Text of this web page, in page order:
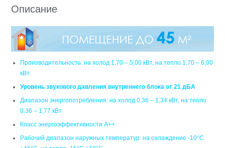
Описание
Производительность: на холод 1,70 – 5,00 кВт, на тепло 1,70 – 6,00
кВт
Уровень звукового давления внутреннего блока от 21 дБА
Диапазон энергопотребления: на холод 0,36 – 1,34 кВт, на тепло
0,36 – 1,77 кВт
Класс энергоэффективности А++
Рабочий диапазон наружных температур: на охлаждение -10°C